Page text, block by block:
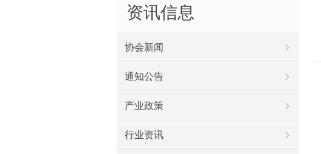
资讯信息
协会新闻
通知公告
产业政策
行业资讯